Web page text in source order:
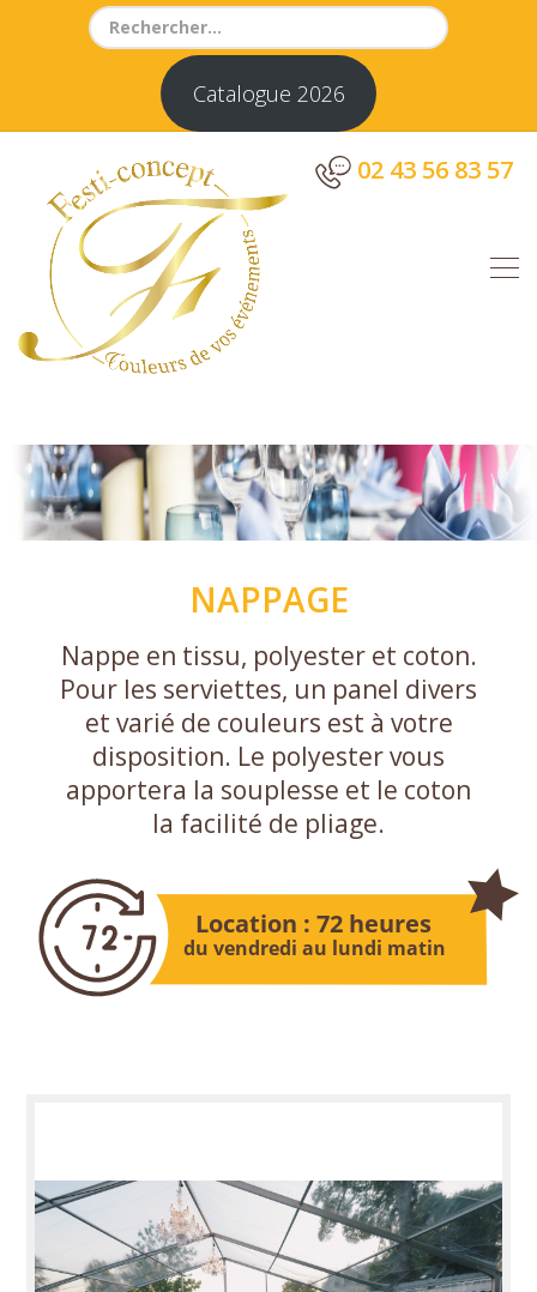
Search
Catalogue 2026
02 43 56 83 57
NAPPAGE
Nappe en tissu, polyester et coton.
Pour les serviettes, un panel divers
et varié de couleurs est à votre
disposition. Le polyester vous
apportera la souplesse et le coton
la facilité de pliage.